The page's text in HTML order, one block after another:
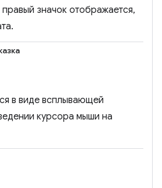
правый значок отображается,
в виде всплывающей
курсора мыши на